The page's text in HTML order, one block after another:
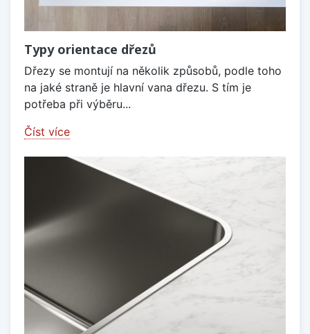
Typy orientace dřezů
Dřezy se montují na několik způsobů, podle toho
na jaké straně je hlavní vana dřezu. S tím je
potřeba při výběru...
Číst více